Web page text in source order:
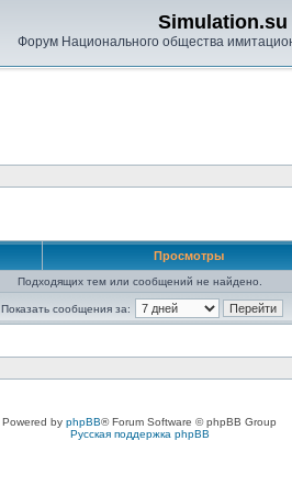
Simulation.su
Форум Национального общества
Просмотры
Подходящих тем или сообщений не найдено.
Показать сообщения за:
Powered by phpBB® Forum Software © phpBB Group
Русская поддержка phpBB